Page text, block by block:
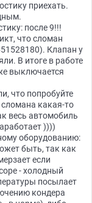
приехать.
после 9!!!
что сломан
Клапан у
В итоге в работе
выключается
что попробуйте
какая-то
весь автомобиль
))))
оборудованию:
быть, так как
если
- холодный
посылает
кондера